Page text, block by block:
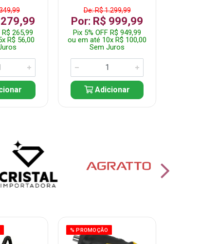
R$ 265,99
R$ 56,00
De: R$ 1.299,99
Por: R$ 999,99
Pix 5% OFF R$ 949,99
ou em até 10x R$ 100,00
Sem Juros
Adicionar
% PROMOÇÃO